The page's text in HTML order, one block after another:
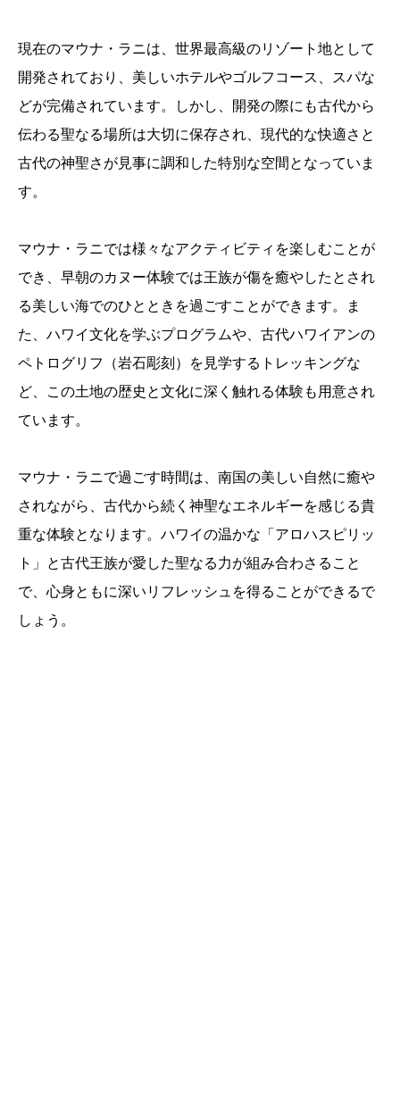
現在のマウナ・ラニは、世界最高級のリゾート地として
開発されており、美しいホテルやゴルフコース、スパな
どが完備されています。しかし、開発の際にも古代から
伝わる聖なる場所は大切に保存され、現代的な快適さと
古代の神聖さが見事に調和した特別な空間となっていま
す。
マウナ・ラニでは様々なアクティビティを楽しむことが
でき、早朝のカヌー体験では王族が傷を癒やしたとされ
る美しい海でのひとときを過ごすことができます。ま
た、ハワイ文化を学ぶプログラムや、古代ハワイアンの
ペトログリフ（岩石彫刻）を見学するトレッキングな
ど、この土地の歴史と文化に深く触れる体験も用意され
ています。
マウナ・ラニで過ごす時間は、南国の美しい自然に癒や
されながら、古代から続く神聖なエネルギーを感じる貴
重な体験となります。ハワイの温かな「アロハスピリッ
ト」と古代王族が愛した聖なる力が組み合わさること
で、心身ともに深いリフレッシュを得ることができるで
しょう。